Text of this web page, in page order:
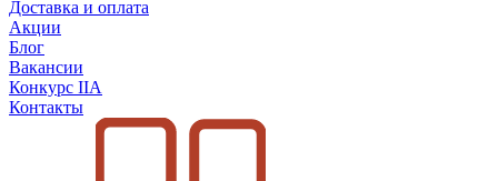
Доставка и оплата
Акции
Блог
Вакансии
Конкурс IIA
Контакты